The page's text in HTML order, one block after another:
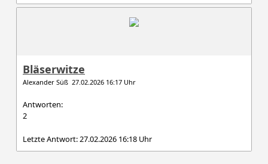
Bläserwitze
Alexander Süß 27.02.2026 16:17 Uhr
Antworten:
2
Letzte Antwort: 27.02.2026 16:18 Uhr